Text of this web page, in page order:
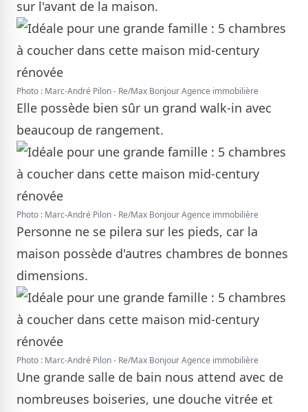
sur l'avant de la maison.
Photo : Marc-André Pilon - Re/Max Bonjour Agence immobilière
Elle possède bien sûr un grand walk-in avec
beaucoup de rangement.
Photo : Marc-André Pilon - Re/Max Bonjour Agence immobilière
Personne ne se pilera sur les pieds, car la
maison possède d'autres chambres de bonnes
dimensions.
Photo : Marc-André Pilon - Re/Max Bonjour Agence immobilière
Une grande salle de bain nous attend avec de
nombreuses boiseries, une douche vitrée et